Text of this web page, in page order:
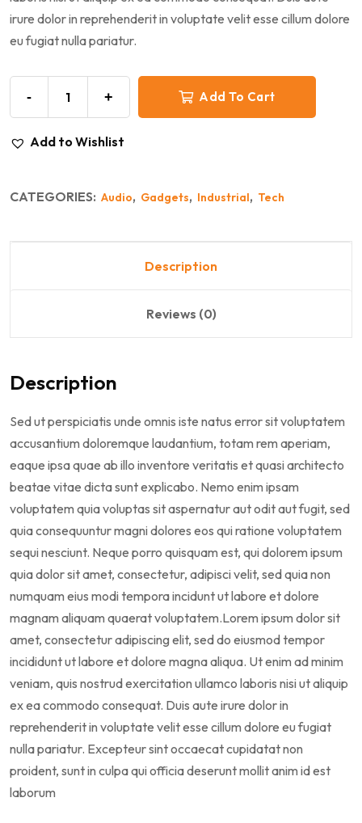
irure dolor in reprehenderit in voluptate velit esse cillum dolore
eu fugiat nulla pariatur.
- + Add To Cart
Add to Wishlist
CATEGORIES: Audio, Gadgets, Industrial, Tech
Description
Reviews (0)
Description
Sed ut perspiciatis unde omnis iste natus error sit voluptatem
accusantium doloremque laudantium, totam rem aperiam,
eaque ipsa quae ab illo inventore veritatis et quasi architecto
beatae vitae dicta sunt explicabo. Nemo enim ipsam
voluptatem quia voluptas sit aspernatur aut odit aut fugit, sed
quia consequuntur magni dolores eos qui ratione voluptatem
sequi nesciunt. Neque porro quisquam est, qui dolorem ipsum
quia dolor sit amet, consectetur, adipisci velit, sed quia non
numquam eius modi tempora incidunt ut labore et dolore
magnam aliquam quaerat voluptatem.Lorem ipsum dolor sit
amet, consectetur adipiscing elit, sed do eiusmod tempor
incididunt ut labore et dolore magna aliqua. Ut enim ad minim
veniam, quis nostrud exercitation ullamco laboris nisi ut aliquip
ex ea commodo consequat. Duis aute irure dolor in
reprehenderit in voluptate velit esse cillum dolore eu fugiat
nulla pariatur. Excepteur sint occaecat cupidatat non
proident, sunt in culpa qui officia deserunt mollit anim id est
laborum